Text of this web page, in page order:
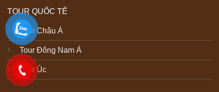
TOUR QUỐC TẾ
Tour Châu Á
Tour Đông Nam Á
Tour Úc